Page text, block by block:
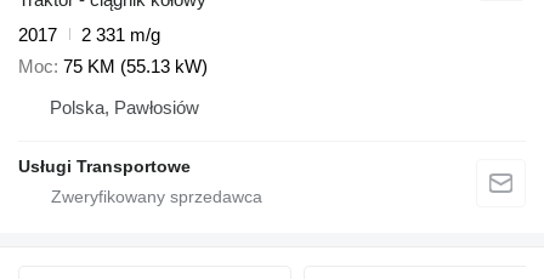
2017
2 331 m/g
Moc 75 KM (55.13 kW)
Polska, Pawłosiów
Usługi Transportowe